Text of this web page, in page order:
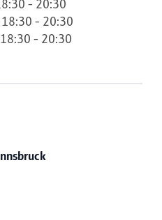
- 20:30
- 20:30
- 20:30